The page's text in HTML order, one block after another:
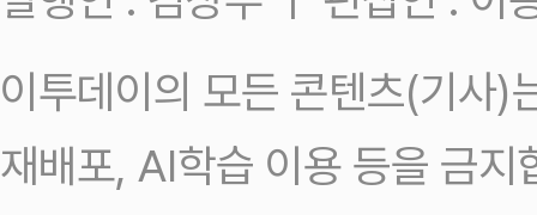
이투데이의 모든 콘텐츠(기사)
재배포, AI학습 이용 등을 금지